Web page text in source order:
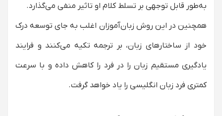
به‌طور قابل توجهی بر تسلط کلام او تاثیر منفی می‌گذارد.
همچنین در این روش زبان‌آموزان اغلب به جای توسعه درک
خود از ساختارهای زبان، بر ترجمه تکیه می‌کنند و فرایند
یادگیری مستقیم زبان را در فرد را کاهش داده و با سرعت
کمتری فرد زبان انگلیسی را یاد خواهد گرفت.